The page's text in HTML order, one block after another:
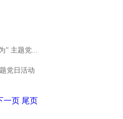
” 主题党...
党日活动
一页 尾页